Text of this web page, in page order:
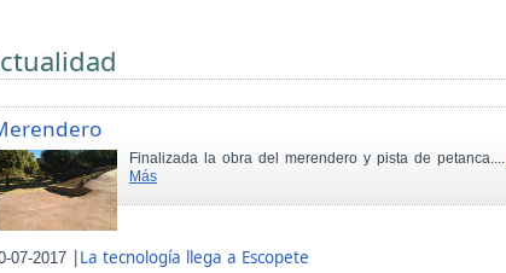
Finalizada la obra del merendero y pista de petanca....
Más
07-2017 |La tecnología llega a Escopete